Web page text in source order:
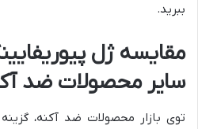
ببرید.
مقایسه ژل
سایر محصولات ضد
توی بازار محصولات ضد آکنه،